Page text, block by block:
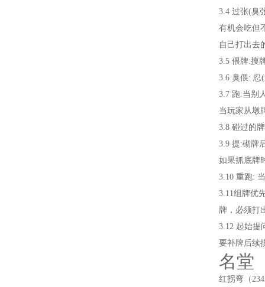
3.4 过张(臭
有机会吃但
自己打出去
3.5 偎牌:摸
3.6 臭偎: 忍
3.7 跑:当别
当玩家从墩
3.8 碰过的
3.9 提:砌牌
如果抓底牌
3.10 重跑:
3.11组牌优
牌，必须打
3.12 起始提
要补牌后续
名堂
红拐弯（